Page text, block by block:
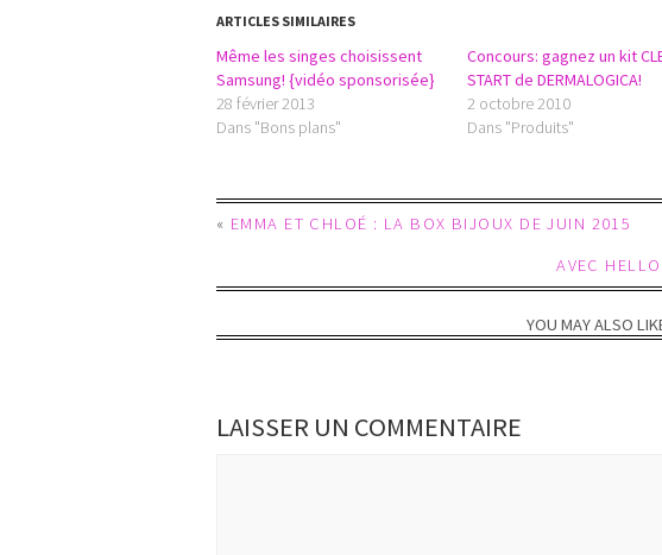
ARTICLES SIMILAIRES
Même les singes choisissent
Samsung! {vidéo sponsorisée}
28 février 2013
Dans "Bons plans"
Concours: gagnez un kit
START de DERMALOGICA!
2 octobre 2010
Dans "Produits"
« EMMA ET CHLOÉ : LA BOX BIJOUX DE JUIN 2015
AVEC
YOU MAY ALSO
LAISSER UN COMMENTAIRE